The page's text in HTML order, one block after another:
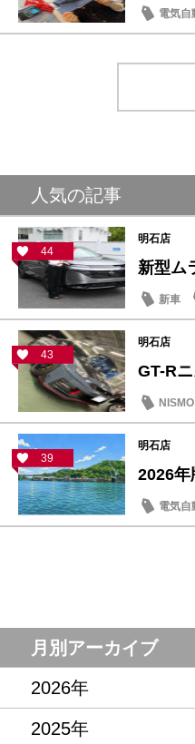
電気自
人気の記事
44
明石店
新型ム
新車
43
明石店
GT-R
NISMO
39
明石店
2026年
電気自
話題の
月別アーカイブ
2026年
2025年